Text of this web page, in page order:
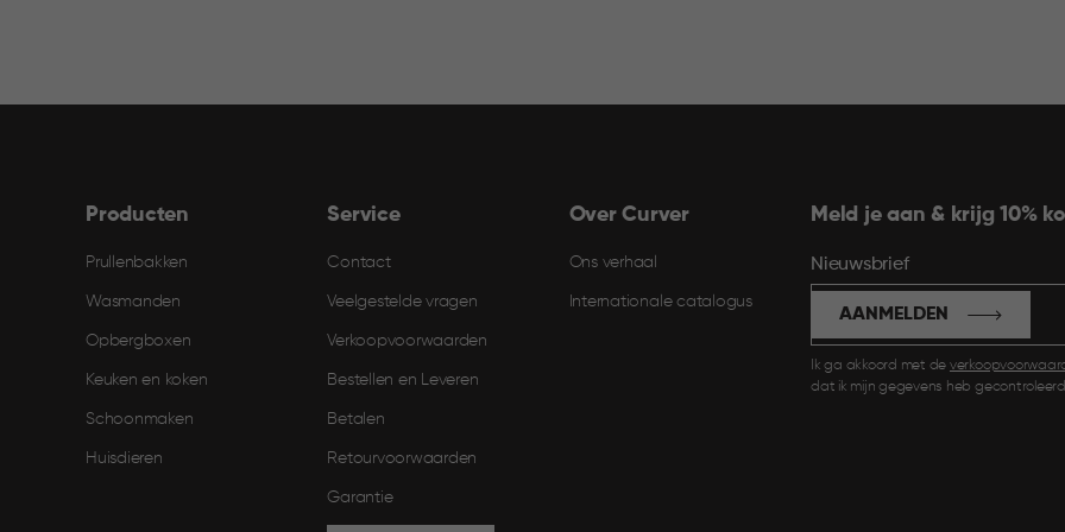
Producten
Prullenbakken
Wasmanden
Opbergboxen
Keuken en koken
Schoonmaken
Huisdieren
Service
Contact
Veelgestelde vragen
Verkoopvoorwaarden
Bestellen en Leveren​
Betalen
Retourvoorwaarden
Garantie
Over Curver
Ons verhaal
Internationale catalogus
Meld je aan & krijg 10%
Nieuwsbrief
Ik ga akkoord met de
dat ik mijn gegevens heb
AANMELDEN